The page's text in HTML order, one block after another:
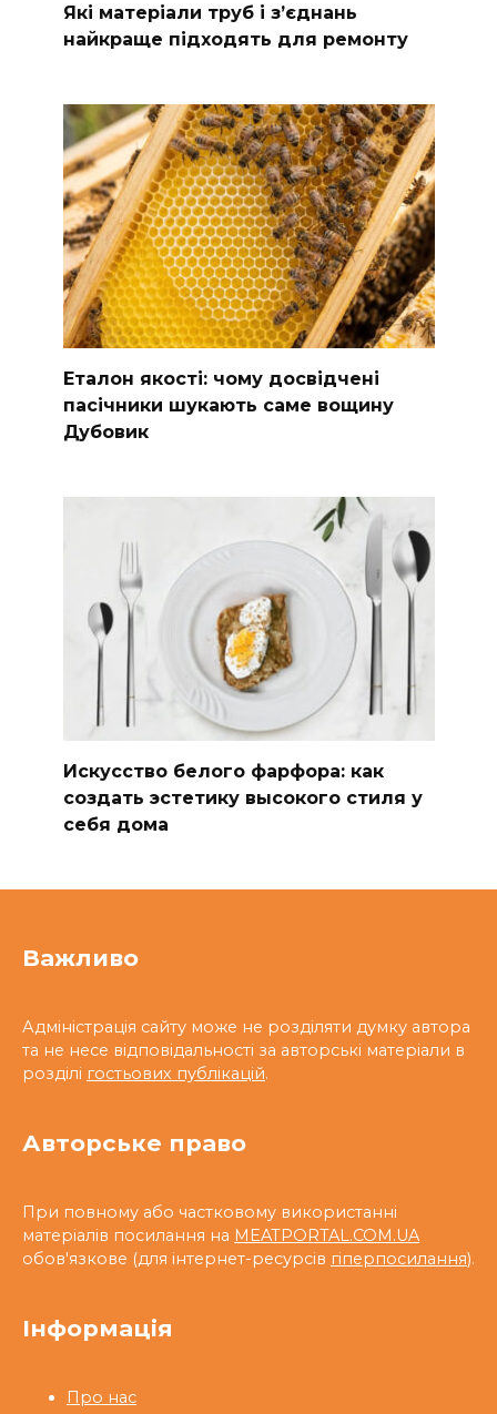
Які матеріали труб і з’єднань
найкраще підходять для ремонту
Еталон якості: чому досвідчені
пасічники шукають саме вощину
Дубовик
Искусство белого фарфора: как
создать эстетику высокого стиля у
себя дома
Важливо
Адміністрація сайту може не розділяти думку автора
та не несе відповідальності за авторські матеріали в
розділі гостьових публікацій.
Авторське право
При повному або частковому використанні
матеріалів посилання на MEATPORTAL.COM.UA
обов'язкове (для інтернет-ресурсів гіперпосилання).
Інформація
Про нас